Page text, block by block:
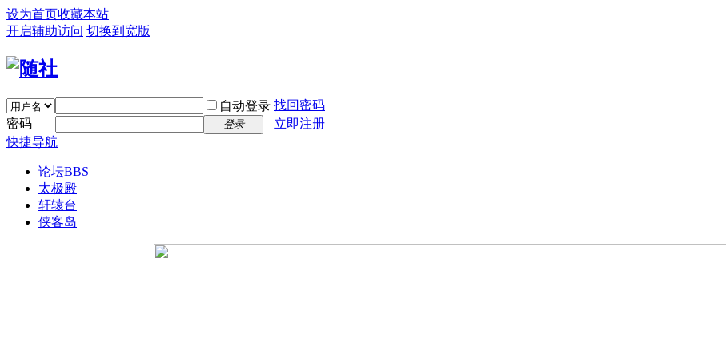
设为首页收藏本站
开启辅助访问 切换到宽版
自动登录 找回密码
密码
登录
立即注册
快捷导航
论坛BBS
太极殿
轩辕台
侠客岛